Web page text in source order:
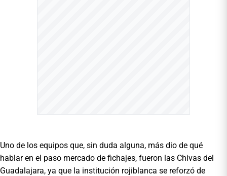
Uno de los equipos que, sin duda alguna, más dio de qué
hablar en el paso mercado de fichajes, fueron las Chivas del
Guadalajara, ya que la institución rojiblanca se reforzó de